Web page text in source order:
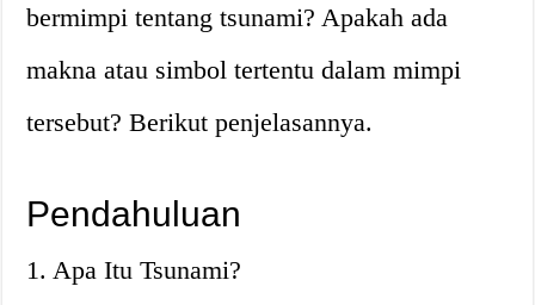
bermimpi tentang tsunami? Apakah ada
makna atau simbol tertentu dalam mimpi
tersebut? Berikut penjelasannya.
Pendahuluan
1. Apa Itu Tsunami?